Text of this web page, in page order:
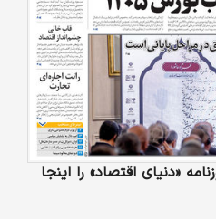
«دنیای‌ اقتصاد» را اینجا